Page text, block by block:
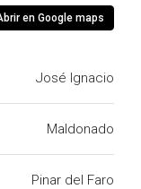
en Google maps
José Ignacio
Maldonado
Pinar del Faro